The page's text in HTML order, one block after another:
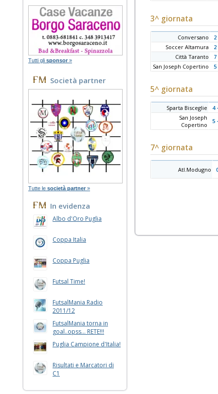
Tutti gli sponsor »
Società partner
Tutte le società partner »
In evidenza
Albo d'Oro Puglia
Coppa Italia
Coppa Puglia
Futsal Time!
FutsalMania Radio
2011/12
FutsalMania torna in
goal..opss... RETE!!!
Puglia Campione d'Italia!
Risultati e Marcatori di
C1
3^ giornata
Conversano
2
Soccer Altamura
2
Città Taranto
7
San Joseph Copertino
5
5^ giornata
Sparta Bisceglie
4
San Joseph
Copertino
5
7^ giornata
Atl.Modugno